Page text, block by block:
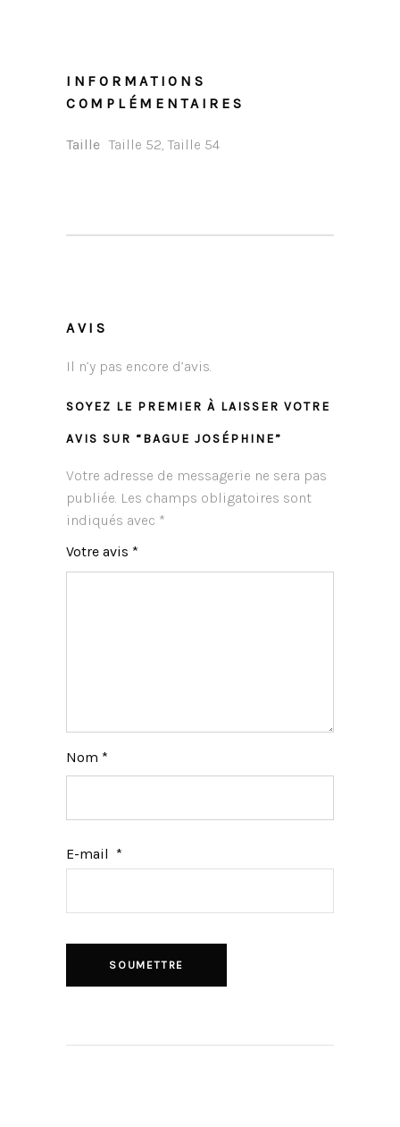
INFORMATIONS
COMPLÉMENTAIRES
Taille Taille 52, Taille 54
AVIS
Il n’y pas encore d’avis.
SOYEZ LE PREMIER À LAISSER VOTRE
AVIS SUR “BAGUE JOSÉPHINE”
Votre adresse de messagerie ne sera pas
publiée. Les champs obligatoires sont
indiqués avec *
Votre avis *
Nom *
E-mail *